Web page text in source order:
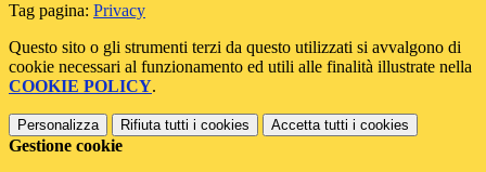
Tag pagina: Privacy
Questo sito o gli strumenti terzi da questo utilizzati si avvalgono di
cookie necessari al funzionamento ed utili alle finalità illustrate nella
COOKIE POLICY.
Personalizza Rifiuta tutti i cookies Accetta tutti i cookies
Gestione cookie